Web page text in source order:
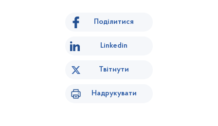
Поділитися
Linkedin
Твітнути
Надрукувати